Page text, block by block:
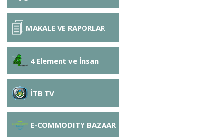
MAKALE VE RAPORLAR
4 Element ve İnsan
İTB TV
E-COMMODITY BAZAAR